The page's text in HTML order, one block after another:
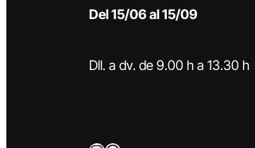
Del 15/06 al 15/09
Dll. a dv. de 9.00 h a 13.30 h